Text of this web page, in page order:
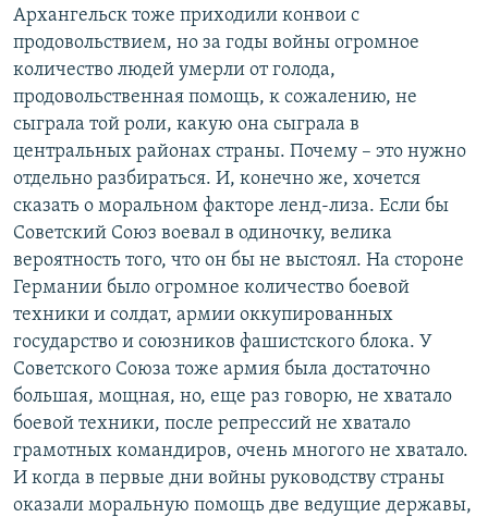
Архангельск тоже приходили конвои с
продовольствием, но за годы войны огромное
количество людей умерли от голода,
продовольственная помощь, к сожалению, не
сыграла той роли, какую она сыграла в
центральных районах страны. Почему – это нужно
отдельно разбираться. И, конечно же, хочется
сказать о моральном факторе ленд-лиза. Если бы
Советский Союз воевал в одиночку, велика
вероятность того, что он бы не выстоял. На стороне
Германии было огромное количество боевой
техники и солдат, армии оккупированных
государство и союзников фашистского блока. У
Советского Союза тоже армия была достаточно
большая, мощная, но, еще раз говорю, не хватало
боевой техники, после репрессий не хватало
грамотных командиров, очень многого не хватало.
И когда в первые дни войны руководству страны
оказали моральную помощь две ведущие державы,